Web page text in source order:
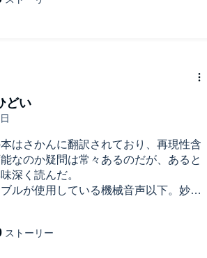
はさかんに翻訳されており、再現性含
なのか疑問は常々あるのだが、あると
深く読んだ。
ルが使用している機械音声以下。妙な
き心地最悪で内容も入ってこない。そ
悪くないか。さすがに宅録ってことは
ように思える。iPhoneで撮ったポッド
どい